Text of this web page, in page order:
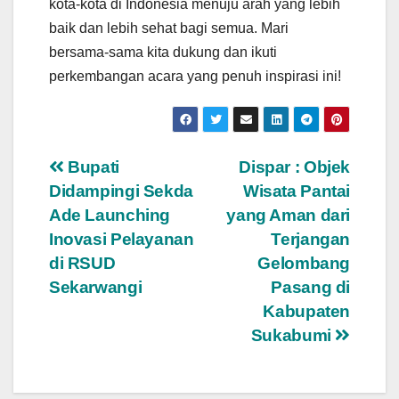
kota-kota di Indonesia menuju arah yang lebih
baik dan lebih sehat bagi semua. Mari
bersama-sama kita dukung dan ikuti
perkembangan acara yang penuh inspirasi ini!
Navigasi
pos
Dispar : Objek
Wisata Pantai
yang Aman dari
Terjangan
Gelombang
Pasang di
Kabupaten
Sukabumi
Bupati
Didampingi Sekda
Ade Launching
Inovasi Pelayanan
di RSUD
Sekarwangi